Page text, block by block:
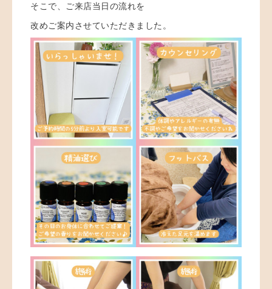
そこで、ご来店当日の流れを
改めご案内させていただきました。